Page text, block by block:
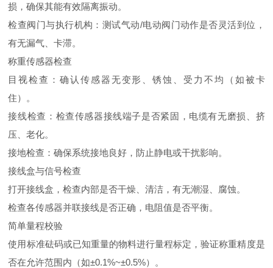
损，确保其能有效隔离振动。
检查阀门与执行机构：测试气动/电动阀门动作是否灵活到位，
有无漏气、卡滞。
称重传感器检查
目视检查：确认传感器无变形、锈蚀、受力不均（如被卡
住）。
接线检查：检查传感器接线端子是否紧固，电缆有无磨损、挤
压、老化。
接地检查：确保系统接地良好，防止静电或干扰影响。
接线盒与信号检查
打开接线盒，检查内部是否干燥、清洁，有无潮湿、腐蚀。
检查各传感器并联接线是否正确，电阻值是否平衡。
简单量程校验
使用标准砝码或已知重量的物料进行量程标定，验证称重精度是
否在允许范围内（如±0.1%~±0.5%）。